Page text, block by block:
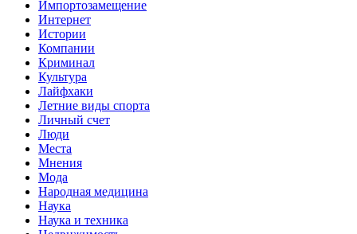
Импортозамещение
Интернет
Истории
Компании
Криминал
Культура
Лайфхаки
Летние виды спорта
Личный счет
Люди
Места
Мнения
Мода
Народная медицина
Наука
Наука и техника